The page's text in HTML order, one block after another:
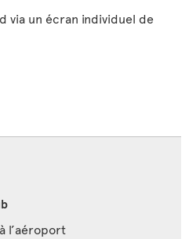
via un écran individuel de
l’aéroport